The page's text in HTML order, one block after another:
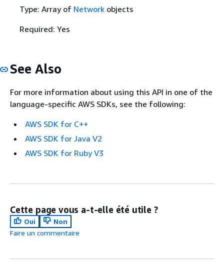
Type: Array of Networkobjects
Required: Yes
See Also
For more information about using this API in one of the
language-specific AWS SDKs, see the following:
AWS SDK for C++
AWS SDK for Java V2
AWS SDK for Ruby V3
Cette page vous a-t-elle été utile ?
Oui
Non
Faire un commentaire